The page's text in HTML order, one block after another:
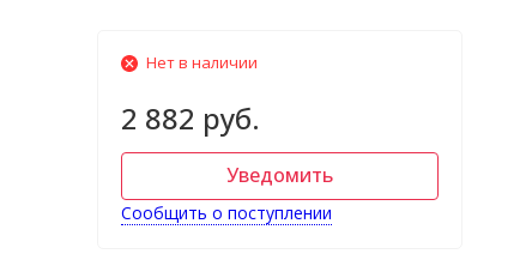
Нет в наличии
2 882 руб.
Уведомить
Сообщить о поступлении